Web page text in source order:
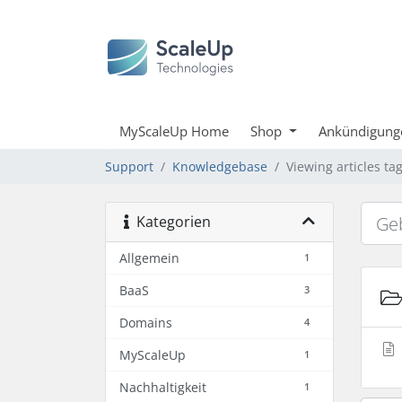
MyScaleUp Home Shop
Support Knowledgebase Viewing articles
Kategorien
1
Allgemein
3
BaaS
4
Domains
1
MyScaleUp
1
Nachhaltigkeit